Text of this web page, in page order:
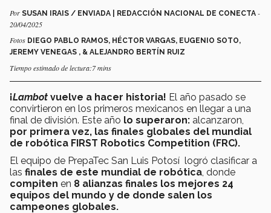
Por SUSAN IRAIS / ENVIADA | REDACCIÓN NACIONAL DE CONECTA -
20/04/2025
Fotos DIEGO PABLO RAMOS, HÉCTOR VARGAS, EUGENIO SOTO,
JEREMY VENEGAS , & ALEJANDRO BERTÍN RUIZ
Tiempo estimado de lectura:7 mins
¡Lambot vuelve a hacer historia! El año pasado se
convirtieron en los primeros mexicanos en llegar a una
final de división. Este año lo superaron: alcanzaron,
por primera vez, las finales globales del mundial
de robótica FIRST Robotics Competition (FRC).
El equipo de PrepaTec San Luis Potosí logró clasificar a
las finales de este mundial de robótica , donde
compiten en 8 alianzas finales los mejores 24
equipos del mundo y de donde salen los
campeones globales.